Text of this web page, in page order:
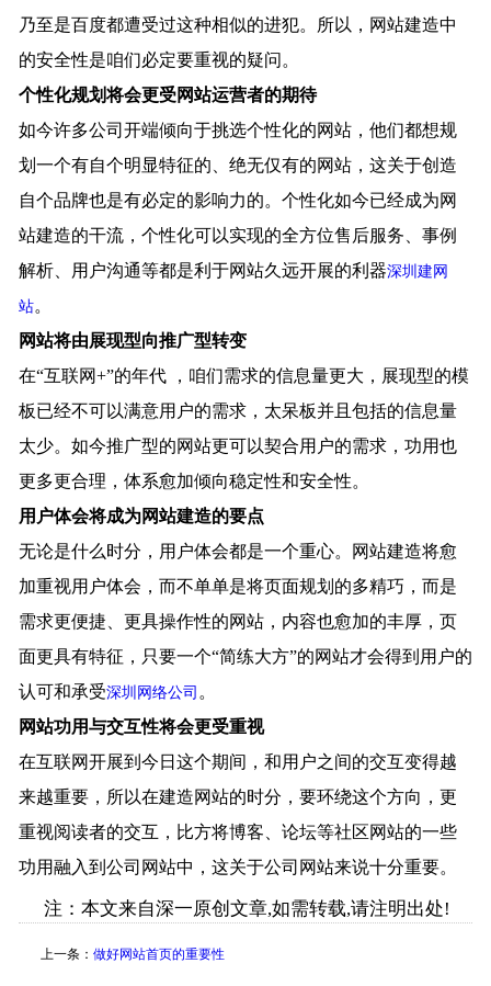
乃至是百度都遭受过这种相似的进犯。所以，网站建造中
的安全性是咱们必定要重视的疑问。
个性化规划将会更受网站运营者的期待
如今许多公司开端倾向于挑选个性化的网站，他们都想规
划一个有自个明显特征的、绝无仅有的网站，这关于创造
自个品牌也是有必定的影响力的。个性化如今已经成为网
站建造的干流，个性化可以实现的全方位售后服务、事例
解析、用户沟通等都是利于网站久远开展的利器深圳建网
站。
网站将由展现型向推广型转变
在“互联网+”的年代 ，咱们需求的信息量更大，展现型的模
板已经不可以满意用户的需求，太呆板并且包括的信息量
太少。如今推广型的网站更可以契合用户的需求，功用也
更多更合理，体系愈加倾向稳定性和安全性。
用户体会将成为网站建造的要点
无论是什么时分，用户体会都是一个重心。网站建造将愈
加重视用户体会，而不单单是将页面规划的多精巧，而是
需求更便捷、更具操作性的网站，内容也愈加的丰厚，页
面更具有特征，只要一个“简练大方”的网站才会得到用户的
认可和承受深圳网络公司 。
网站功用与交互性将会更受重视
在互联网开展到今日这个期间，和用户之间的交互变得越
来越重要，所以在建造网站的时分，要环绕这个方向，更
重视阅读者的交互，比方将博客、论坛等社区网站的一些
功用融入到公司网站中，这关于公司网站来说十分重要。
注：本文来自深一原创文章,如需转载,请注明出处!
上一条： 做好网站首页的重要性